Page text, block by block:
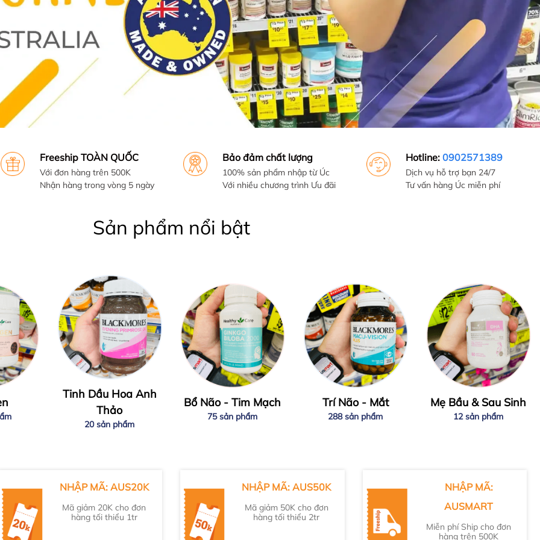
Freeship TOÀN QUỐC
Với đơn hàng trên 500K
Nhận hàng trong vòng 5 ngày
Bảo đảm chất lượng
100% sản phẩm nhập từ Úc
Với nhiều chương trình Ưu đãi
Hotline: 0902571389
Dịch vụ hỗ trợ bạn 24/7
Tư vấn hàng Úc miễn phí
Sản phẩm nổi bật
Tinh Dầu Hoa Anh
Thảo
20 sản phẩm
Bổ Não - Tim Mạch
75 sản phẩm
Trí Não - Mắt
288 sản phẩm
Mẹ Bầu & Sau Sinh
12 sản phẩm
NHẬP MÃ: AUS20K
Mã giảm 20K cho đơn
hàng tối thiểu 1tr
NHẬP MÃ: AUS50K
Mã giảm 50K cho đơn
hàng tối thiểu 2tr
NHẬP MÃ:
AUSMART
Miễn phí Ship cho đơn
hàng trên 500K